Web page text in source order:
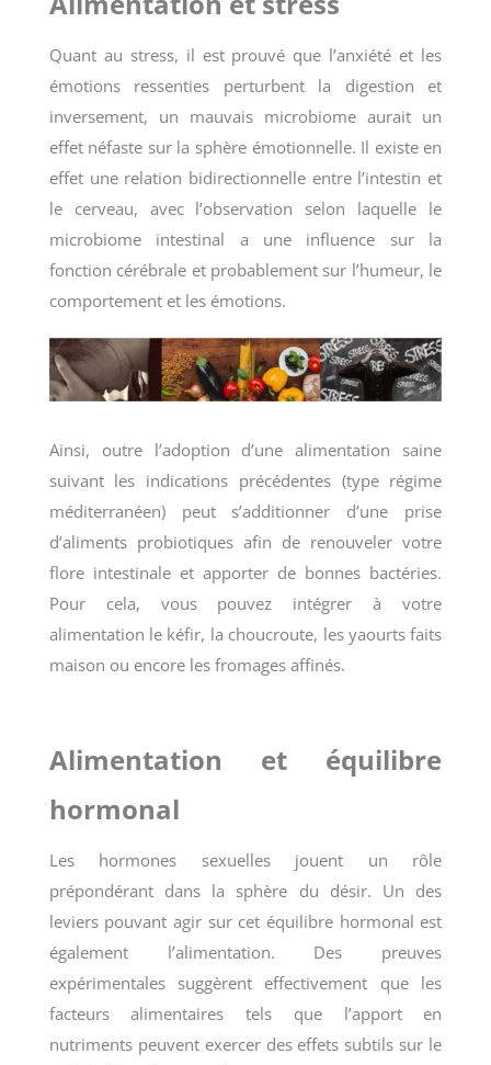
Quant au stress, il est prouvé que l’anxiété et les
émotions ressenties perturbent la digestion et
inversement, un mauvais microbiome aurait un
effet néfaste sur la sphère émotionnelle. Il existe en
effet une relation bidirectionnelle entre l’intestin et
le cerveau, avec l’observation selon laquelle le
microbiome intestinal a une influence sur la
fonction cérébrale et probablement sur l’humeur, le
comportement et les émotions.
Ainsi, outre l’adoption d’une alimentation saine
suivant les indications précédentes (type régime
méditerranéen) peut s’additionner d’une prise
d’aliments probiotiques afin de renouveler votre
flore intestinale et apporter de bonnes bactéries.
Pour cela, vous pouvez intégrer à votre
alimentation le kéfir, la choucroute, les yaourts faits
maison ou encore les fromages affinés.
Alimentation et équilibre
hormonal
Les hormones sexuelles jouent un rôle
prépondérant dans la sphère du désir. Un des
leviers pouvant agir sur cet équilibre hormonal est
également l’alimentation. Des preuves
expérimentales suggèrent effectivement que les
facteurs alimentaires tels que l’apport en
nutriments peuvent exercer des effets subtils sur le